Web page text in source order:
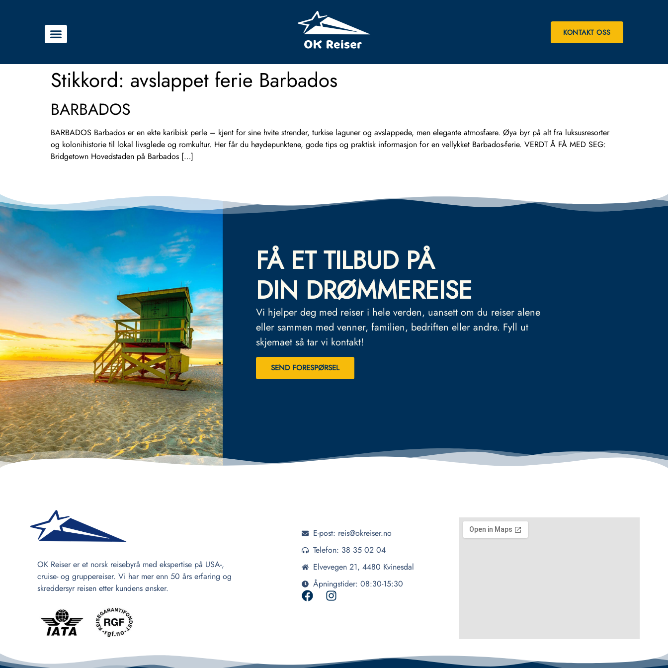
KONTAKT OSS
Stikkord: avslappet ferie Barbados
BARBADOS
BARBADOS Barbados er en ekte karibisk perle – kjent for sine hvite strender, turkise laguner og avslappede, men elegante atmosfære. Øya byr på alt fra luksusresorter
og kolonihistorie til lokal livsglede og romkultur. Her får du høydepunktene, gode tips og praktisk informasjon for en vellykket Barbados-ferie. VERDT Å FÅ MED SEG:
Bridgetown Hovedstaden på Barbados […]
FÅ ET TILBUD PÅ
DIN DRØMMEREISE
Vi hjelper deg med reiser i hele verden, uansett om du reiser alene
eller sammen med venner, familien, bedriften eller andre. Fyll ut
skjemaet så tar vi kontakt!
SEND FORESPØRSEL
OK Reiser er et norsk reisebyrå med ekspertise på USA-,
cruise- og gruppereiser. Vi har mer enn 50 års erfaring og
skreddersyr reisen etter kundens ønsker.
E-post: reis@okreiser.no
Telefon: 38 35 02 04
Elvevegen 21, 4480 Kvinesdal
Åpningstider: 08:30-15:30